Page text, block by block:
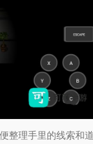
整理手里的线索和